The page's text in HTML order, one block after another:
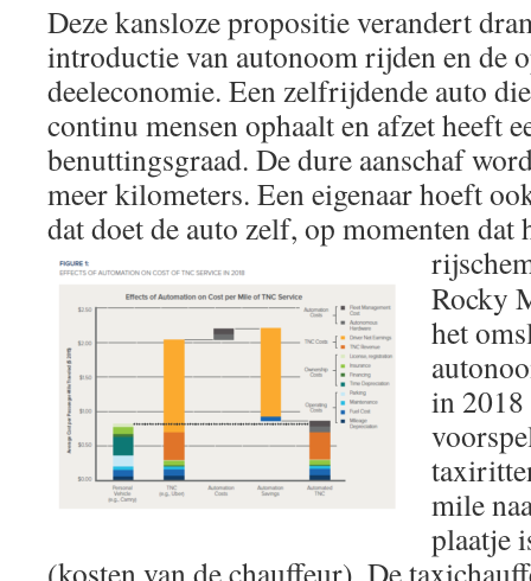
Deze kansloze propositie verandert
introductie van autonoom rijden en de
deeleconomie. Een zelfrijdende auto
continu mensen ophaalt en afzet heeft
benuttingsgraad. De dure aanschaf
meer kilometers. Een eigenaar hoeft
dat doet de auto zelf, op momenten dat
Rocky
het
in
mile
plaatje
(kosten van de chauffeur). De